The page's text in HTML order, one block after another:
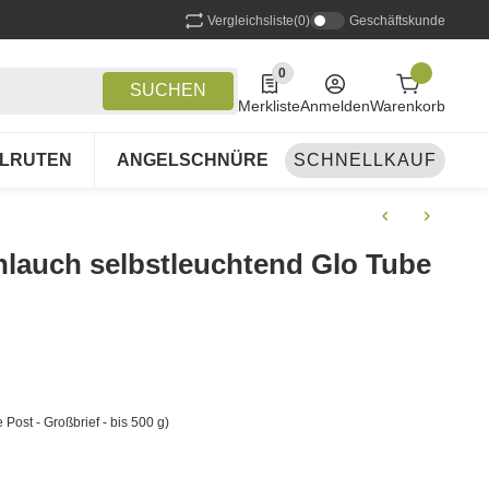
Vergleichsliste(0) Geschäftskunde
SUCHEN
0
0 Produkte in der Liste
MerklisteAnmeldenWarenkorb
ANGELSCHNÜRE ANGELSETS
SCHNELLKAUF
selbstleuchtend Glo Tube
Post - Großbrief - bis 500 g)